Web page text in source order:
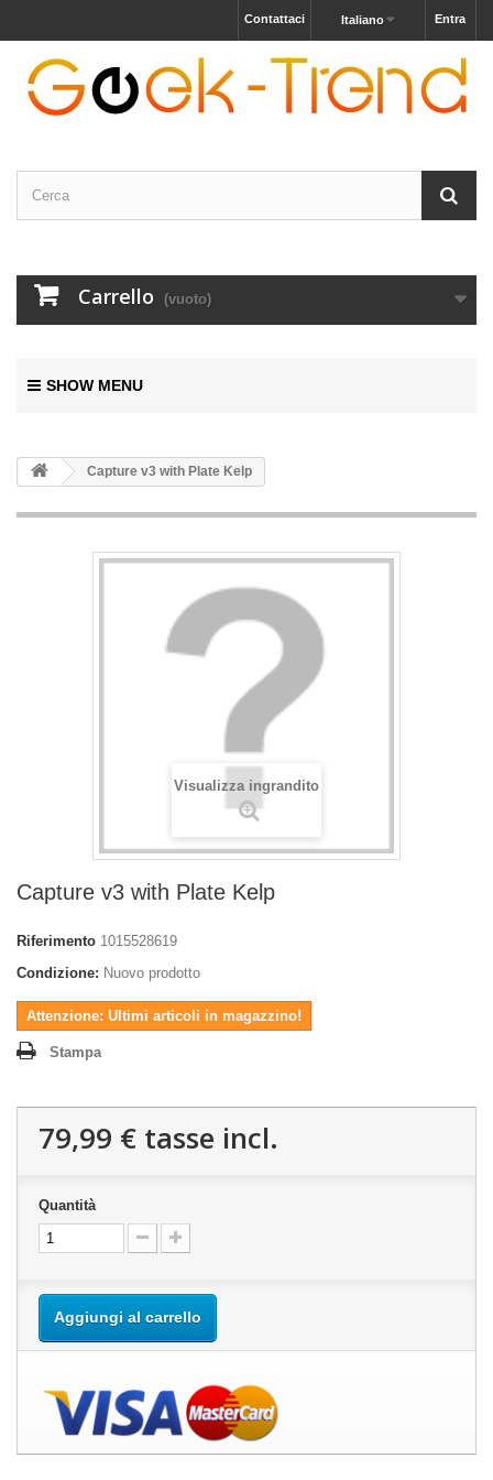
Entra
Italiano
Contattaci
Carrello (vuoto)
SHOW MENU
Capture v3 with Plate Kelp
Visualizza ingrandito
Capture v3 with Plate Kelp
Riferimento 1015528619
Condizione: Nuovo prodotto
Attenzione: Ultimi articoli in magazzino!
Stampa
79,99 € tasse incl.
Quantità
Aggiungi al carrello